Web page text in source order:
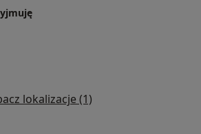
lokalizacje (1)